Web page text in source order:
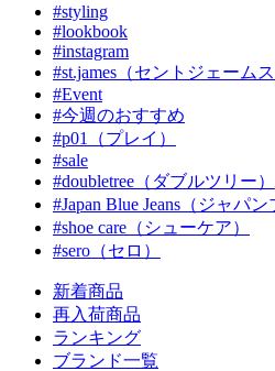
#styling
#lookbook
#instagram
#st.james（セントジェームス
#Event
#今週のおすすめ
#p01（プレイ）
#sale
#doubletree（ダブルツリー）
#Japan Blue Jeans（ジャパ
#shoe care（シューケア）
#sero（セロ）
新着商品
再入荷商品
ランキング
ブランド一覧